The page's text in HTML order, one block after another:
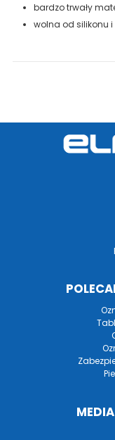
bardzo trwały
wolna od silikonu i